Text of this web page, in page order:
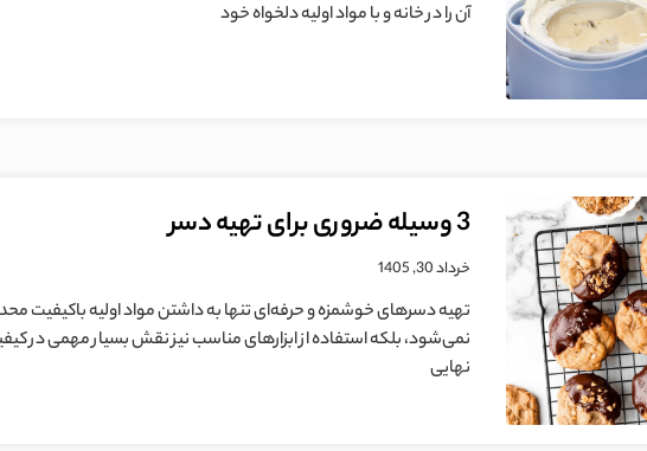
آن را در خانه و با مواد اولیه دلخواه خود
3 وسیله ضروری برای تهیه دسر
خرداد 30, 1405
تهیه دسرهای خوشمزه و حرفه‌ای تنها به داشتن مواد اولیه باکیفیت
نمی‌شود، بلکه استفاده از ابزارهای مناسب نیز نقش بسیار مهمی در
نهایی